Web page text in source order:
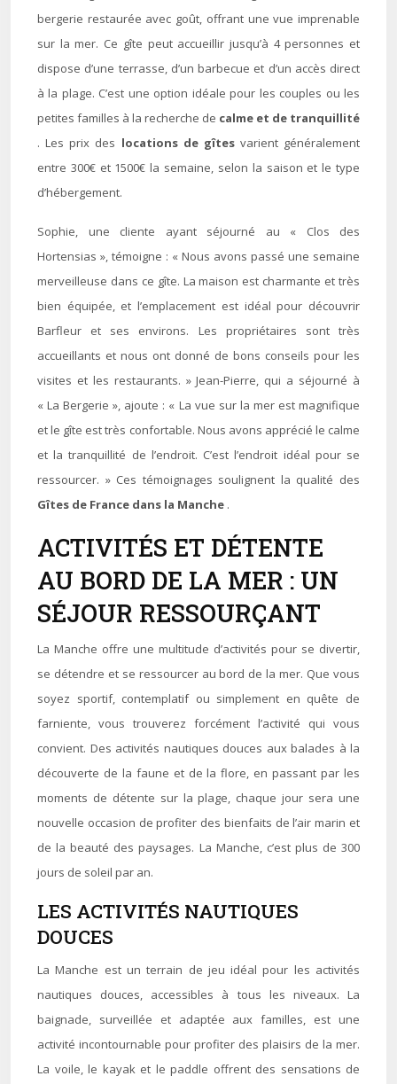
bergerie restaurée avec goût, offrant une vue imprenable
sur la mer. Ce gîte peut accueillir jusqu’à 4 personnes et
dispose d’une terrasse, d’un barbecue et d’un accès direct
à la plage. C’est une option idéale pour les couples ou les
petites familles à la recherche de calme et de tranquillité
. Les prix des locations de gîtes varient généralement
entre 300€ et 1500€ la semaine, selon la saison et le type
d’hébergement.
Sophie, une cliente ayant séjourné au « Clos des
Hortensias », témoigne : « Nous avons passé une semaine
merveilleuse dans ce gîte. La maison est charmante et très
bien équipée, et l’emplacement est idéal pour découvrir
Barfleur et ses environs. Les propriétaires sont très
accueillants et nous ont donné de bons conseils pour les
visites et les restaurants. » Jean-Pierre, qui a séjourné à
« La Bergerie », ajoute : « La vue sur la mer est magnifique
et le gîte est très confortable. Nous avons apprécié le calme
et la tranquillité de l’endroit. C’est l’endroit idéal pour se
ressourcer. » Ces témoignages soulignent la qualité des
Gîtes de France dans la Manche .
ACTIVITÉS ET DÉTENTE
AU BORD DE LA MER : UN
SÉJOUR RESSOURÇANT
La Manche offre une multitude d’activités pour se divertir,
se détendre et se ressourcer au bord de la mer. Que vous
soyez sportif, contemplatif ou simplement en quête de
farniente, vous trouverez forcément l’activité qui vous
convient. Des activités nautiques douces aux balades à la
découverte de la faune et de la flore, en passant par les
moments de détente sur la plage, chaque jour sera une
nouvelle occasion de profiter des bienfaits de l’air marin et
de la beauté des paysages. La Manche, c’est plus de 300
jours de soleil par an.
LES ACTIVITÉS NAUTIQUES
DOUCES
La Manche est un terrain de jeu idéal pour les activités
nautiques douces, accessibles à tous les niveaux. La
baignade, surveillée et adaptée aux familles, est une
activité incontournable pour profiter des plaisirs de la mer.
La voile, le kayak et le paddle offrent des sensations de